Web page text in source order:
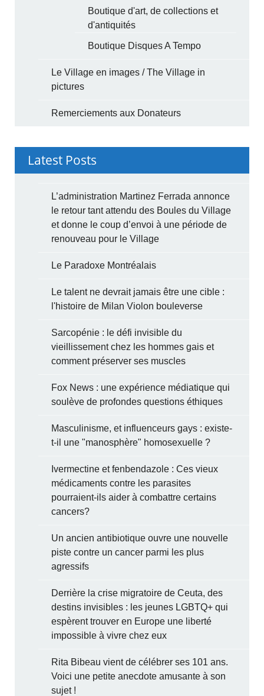
Boutique d'art, de collections et
d'antiquités
Boutique Disques A Tempo
Le Village en images / The Village in
pictures
Remerciements aux Donateurs
Latest Posts
L’administration Martinez Ferrada annonce
le retour tant attendu des Boules du Village
et donne le coup d’envoi à une période de
renouveau pour le Village
Le Paradoxe Montréalais
Le talent ne devrait jamais être une cible :
l'histoire de Milan Violon bouleverse
Sarcopénie : le défi invisible du
vieillissement chez les hommes gais et
comment préserver ses muscles
Fox News : une expérience médiatique qui
soulève de profondes questions éthiques
Masculinisme, et influenceurs gays : existe-
t-il une "manosphère" homosexuelle ?
Ivermectine et fenbendazole : Ces vieux
médicaments contre les parasites
pourraient-ils aider à combattre certains
cancers?
Un ancien antibiotique ouvre une nouvelle
piste contre un cancer parmi les plus
agressifs
Derrière la crise migratoire de Ceuta, des
destins invisibles : les jeunes LGBTQ+ qui
espèrent trouver en Europe une liberté
impossible à vivre chez eux
Rita Bibeau vient de célébrer ses 101 ans.
Voici une petite anecdote amusante à son
sujet !